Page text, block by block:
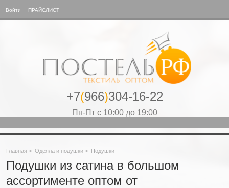
Войти ПРАЙСЛИСТ
+7(966)304-16-22
Пн-Пт с 10:00 до 19:00
Главная > Одеяла и подушки > Подушки
Подушки из сатина в большом
ассортименте оптом от